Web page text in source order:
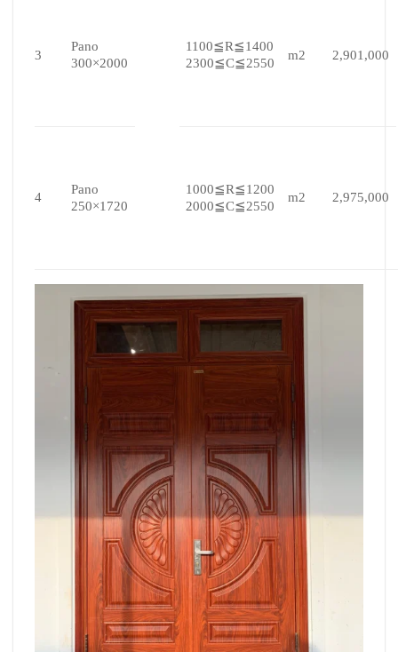
3
Pano
300×2000
1100≦R≦1400
2300≦C≦2550
m2 2,901,000
4
Pano
250×1720
1000≦R≦1200
2000≦C≦2550
m2 2,975,000